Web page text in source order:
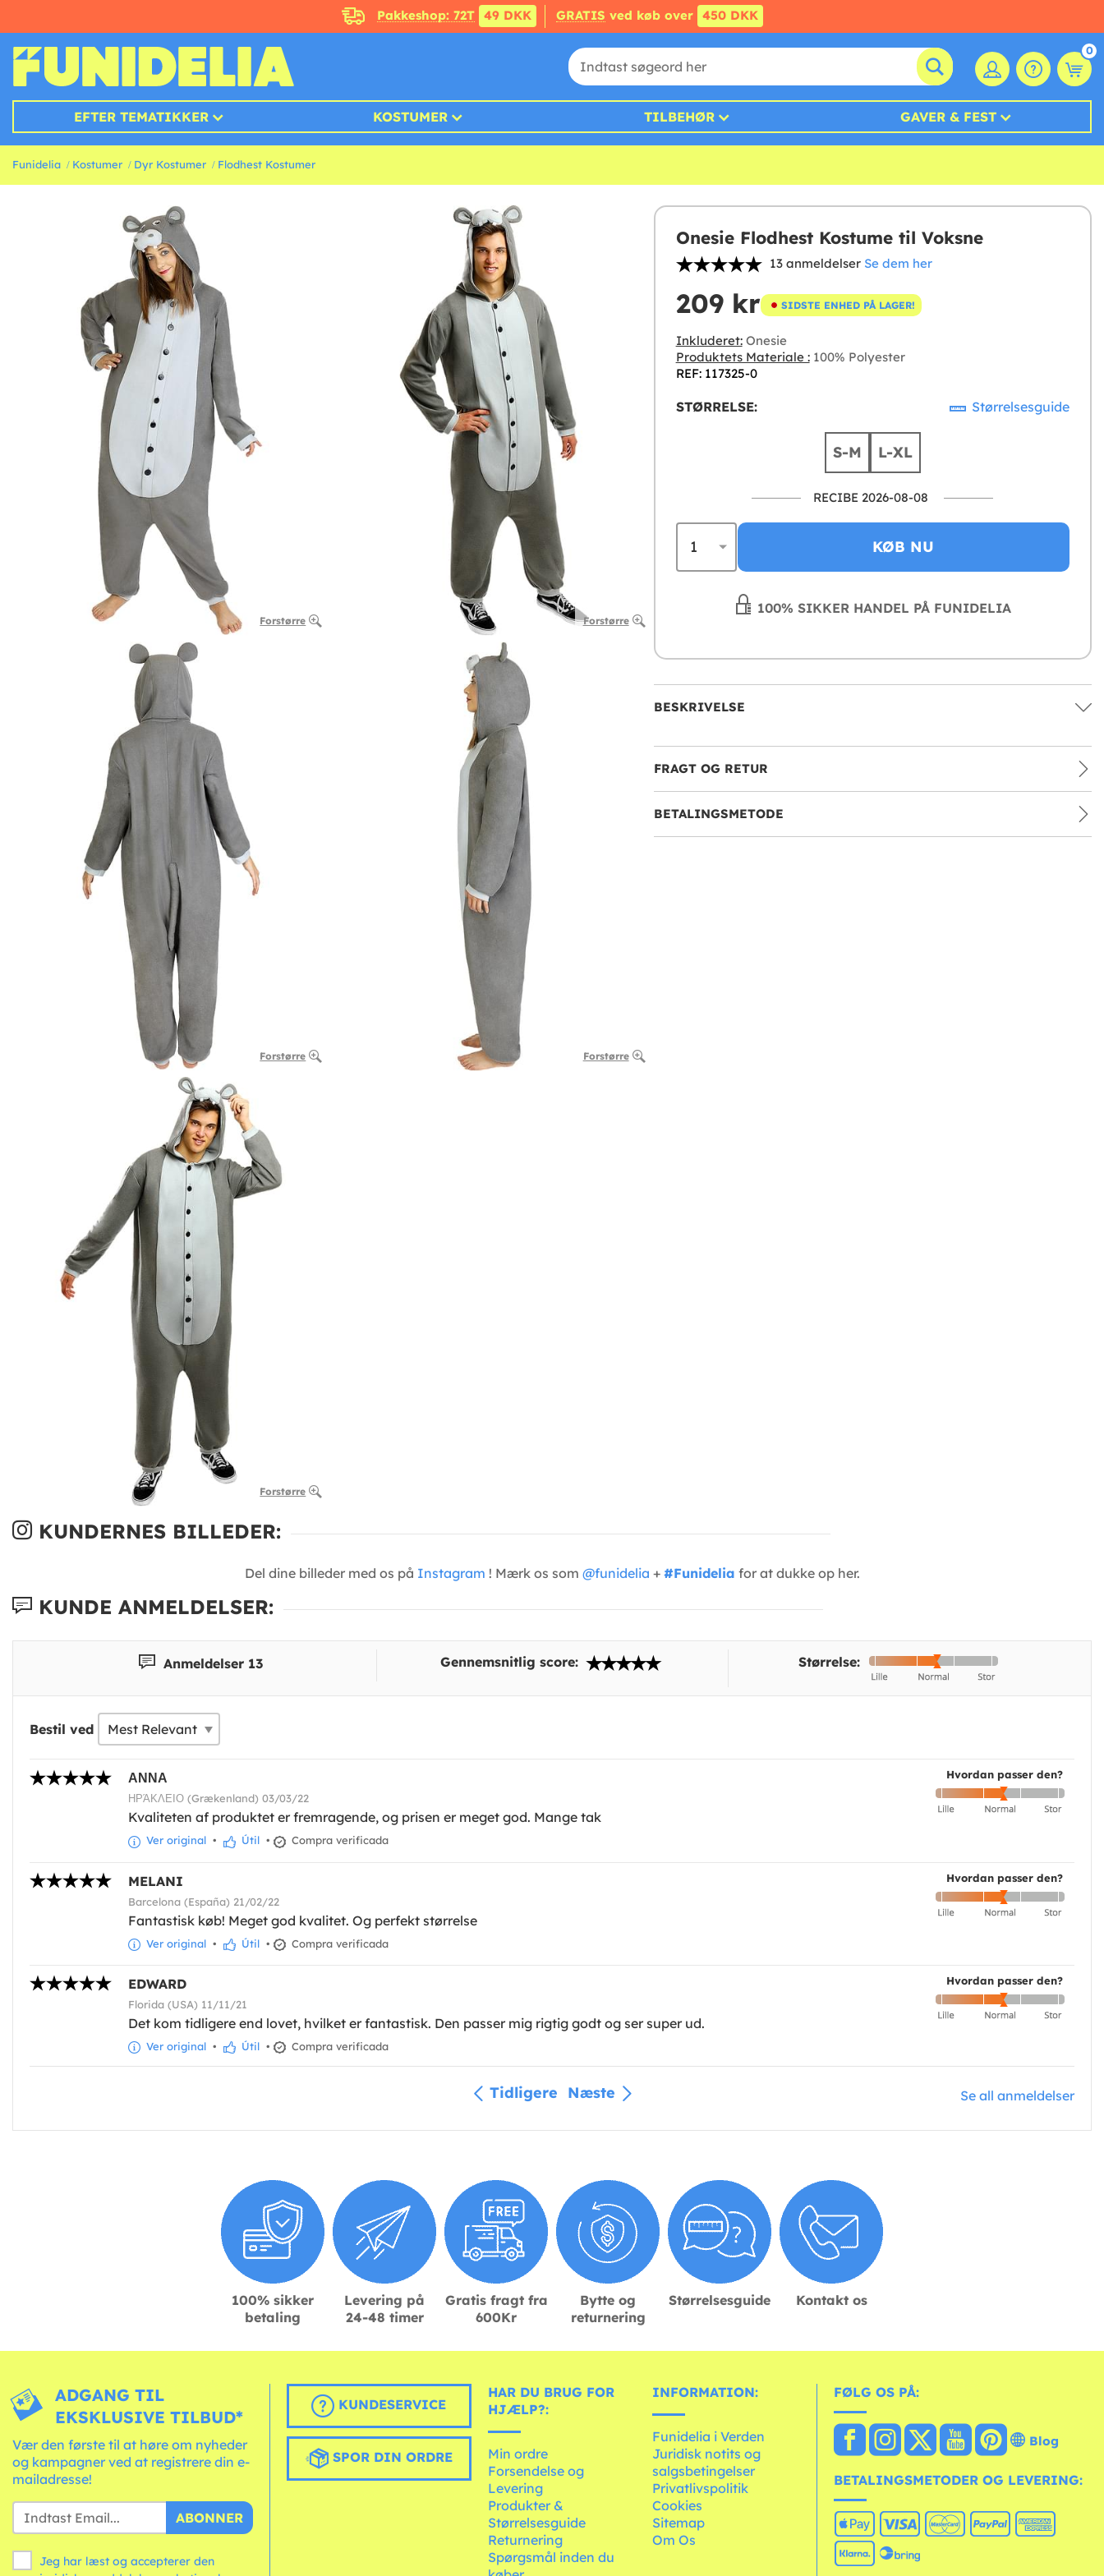
Pakkeshop: 72T 49 DKK GRATIS ved køb over 450 DKK
0
EFTER TEMATIKKER KOSTUMER TILBEHØR GAVER & FEST
Funidelia Kostumer Dyr Kostumer Flodhest Kostumer
Forstørre Forstørre
Forstørre Forstørre
Forstørre
Onesie Flodhest Kostume til Voksne
13 anmeldelser Se dem her
209 kr SIDSTE ENHED PÅ LAGER!
Inkluderet:Onesie
Produktets Materiale :100% Polyester
REF: 117325-0
STØRRELSE: Størrelsesguide
S-M L-XL
RECIBE 2026-08-08
KØB NU
100% SIKKER HANDEL PÅ FUNIDELIA
BESKRIVELSE
FRAGT OG RETUR
BETALINGSMETODE
KUNDERNES BILLEDER:
Del dine billeder med os på Instagram ! Mærk os som @funidelia + #Funidelia for at dukke op her.
KUNDE ANMELDELSER:
Anmeldelser 13 Gennemsnitlig score: Størrelse:
Bestil ved
Hvordan passer den?
ΑΝΝΑ
ΗΡΆΚΛΕΙΟ (Grækenland) 03/03/22
Kvaliteten af produktet er fremragende, og prisen er meget god. Mange tak
Ver original • Útil • Compra verificada
Hvordan passer den?
MELANI
Barcelona (España) 21/02/22
Fantastisk køb! Meget god kvalitet. Og perfekt størrelse
Ver original • Útil • Compra verificada
Hvordan passer den?
EDWARD
Florida (USA) 11/11/21
Det kom tidligere end lovet, hvilket er fantastisk. Den passer mig rigtig godt og ser super ud.
Ver original • Útil • Compra verificada
Tidligere Næste Se all anmeldelser
100% sikker
betaling
Levering på
24-48 timer
Gratis fragt fra
600Kr
Bytte og
returnering
Størrelsesguide Kontakt os
ADGANG TIL
EKSKLUSIVE TILBUD*
Vær den første til at høre om nyheder
og kampagner ved at registrere din e-
mailadresse!
ABONNER
Jeg har læst og accepterer den
KUNDESERVICE
SPOR DIN ORDRE
HAR DU BRUG FOR
HJÆLP?:
Min ordre
Forsendelse og
Levering
Produkter &
Størrelsesguide
Returnering
Spørgsmål inden du
INFORMATION:
Funidelia i Verden
Juridisk notits og
salgsbetingelser
Privatlivspolitik
Cookies
Sitemap
Om Os
FØLG OS PÅ:
Blog
BETALINGSMETODER OG LEVERING: